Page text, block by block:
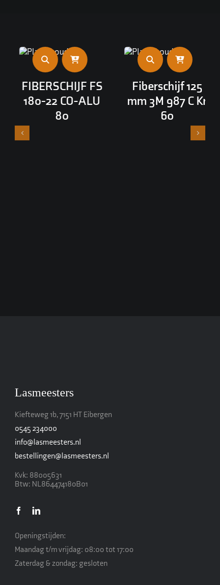
FIBERSCHIJF FS
180-22 CO-ALU
80
Fiberschijf 125
mm 3M 987 C Kr
60
Lasmeesters
Kiefteweg 1b, 7151 HT Eibergen
0545 234000
info@lasmeesters.nl
bestellingen@lasmeesters.nl
Kvk: 88005631
Btw: NL864474180B01
Openingstijden:
Maandag t/m vrijdag: 08:00 tot 17:00
Zaterdag & zondag: gesloten